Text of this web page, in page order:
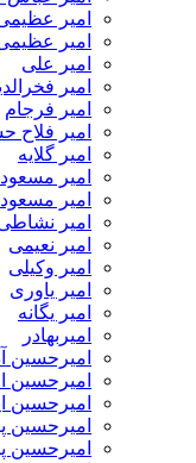
امیر
امیر عظیمی
امیر علی
امیر
امیر فرجام
امیر فلاح
امیر گلایه
امیر
امیر
امیر
امیر نعیمی
امیر وکیلی
امیر یاوری
امیر یگانه
امیربهادر
امیرحسین
امیرحسین
امیرحسین
امیرحسین
امیرحسین